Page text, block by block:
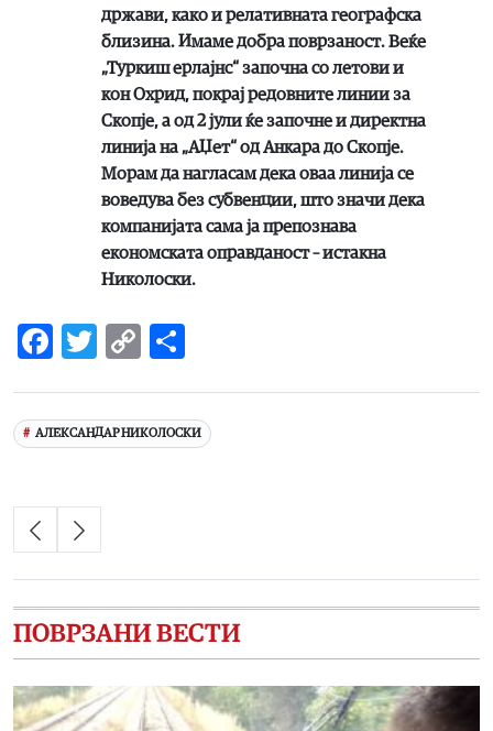
држави, како и релативната географска
близина. Имаме добра поврзаност. Веќе
„Туркиш ерлајнс“ започна со летови и
кон Охрид, покрај редовните линии за
Скопје, а од 2 јули ќе започне и директна
линија на „АЏет“ од Анкара до Скопје.
Морам да нагласам дека оваа линија се
воведува без субвенции, што значи дека
компанијата сама ја препознава
економската оправданост – истакна
Николоски.
Facebook
Twitter
Copy
AЛЕКСАНДАР НИКОЛОСКИ
ПОВРЗАНИ ВЕСТИ